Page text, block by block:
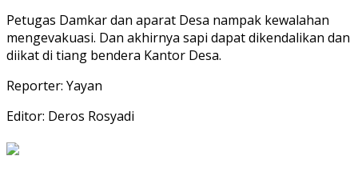
Petugas Damkar dan aparat Desa nampak kewalahan
mengevakuasi. Dan akhirnya sapi dapat dikendalikan dan
diikat di tiang bendera Kantor Desa.
Reporter: Yayan
Editor: Deros Rosyadi